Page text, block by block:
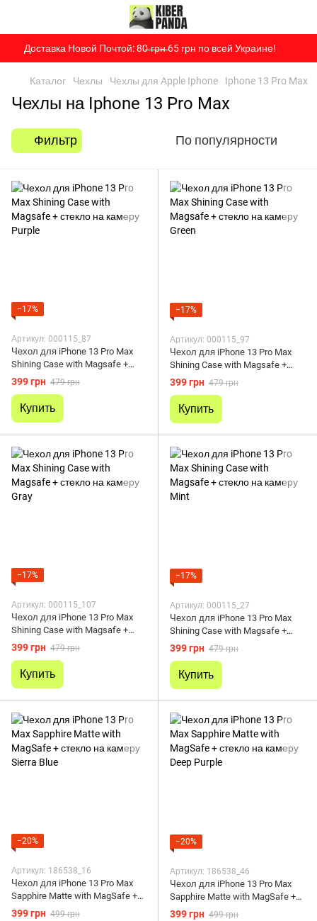
Доставка Новой Почтой: 80̶ ̶г̶р̶н̶ 65 грн по всей Украине!
Каталог Чехлы Чехлы для Apple Iphone Iphone 13 Pro Max
Чехлы на Iphone 13 Pro Max
Фильтр По популярности
−17%
Артикул: 000115_87
Чехол для iPhone 13 Pro Max
Shining Case with Magsafe +
стекло на камеру Purple
399 грн 479 грн
Купить
−17%
Артикул: 000115_97
Чехол для iPhone 13 Pro Max
Shining Case with Magsafe +
стекло на камеру Green
399 грн 479 грн
Купить
−17%
Артикул: 000115_107
Чехол для iPhone 13 Pro Max
Shining Case with Magsafe +
стекло на камеру Gray
399 грн 479 грн
Купить
−17%
Артикул: 000115_27
Чехол для iPhone 13 Pro Max
Shining Case with Magsafe +
стекло на камеру Mint
399 грн 479 грн
Купить
−20%
Артикул: 186538_16
Чехол для iPhone 13 Pro Max
Sapphire Matte with MagSafe +
стекло на камеру Sierra Blue
399 грн 499 грн
−20%
Артикул: 186538_46
Чехол для iPhone 13 Pro Max
Sapphire Matte with MagSafe +
стекло на камеру Deep Purple
399 грн 499 грн